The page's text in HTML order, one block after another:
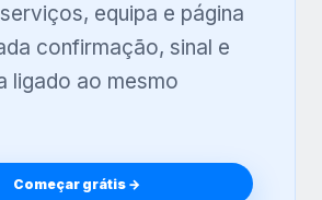
equipa e página
confirmação, sinal e
ligado ao mesmo
Começar grátis →